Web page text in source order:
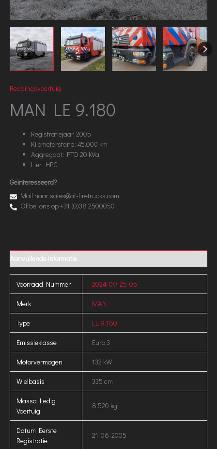
Reddingsvoertuig
MAN LE 9.180
Registratiejaar: 2005
Kilometerstand: 45.000 km
Aggregaat: PTO 20 kVa
Lier: HPC
Geïnteresseerd?
Mail naar sales@af-firetrucks.com
Of bel ons op +31 (0)38 2500050
Aanvullende informatie
Voorraad Nummer 2024-09-25-05
Merk MAN
Type LE 9.180
Emissieklasse Euro 3
Motorvermogen 132 kW
Wielbasis 335 cm
Massa Ledig
Voertuig
8.520 kg
Datum Eerste
Registratie
21-06-2005